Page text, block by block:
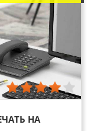
НА